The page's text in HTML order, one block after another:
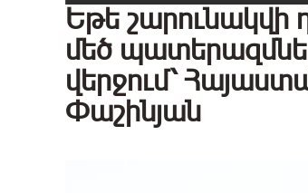
Եթե շարունակվի
մեծ
վերջում՝
Փաշինյան